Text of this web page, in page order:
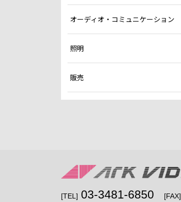
オーディオ・コミュニケーション
照明
販売
[TEL] 03-3481-6850 [FAX]